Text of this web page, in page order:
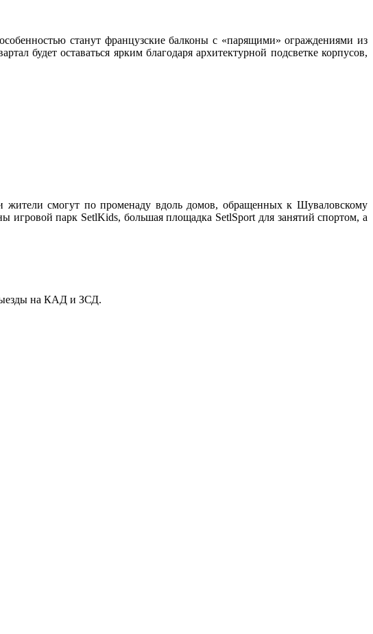
станут французские балконы с «парящими» ограждениями из
будет оставаться ярким благодаря архитектурной подсветке корпусов,
жители смогут по променаду вдоль домов, обращенных к Шуваловскому
парк SetlKids, большая площадка SetlSport для занятий спортом, а
на КАД и ЗСД.